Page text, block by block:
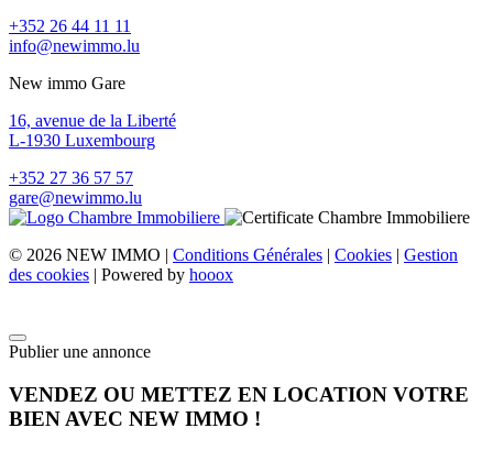
+352 26 44 11 11
info@newimmo.lu
New immo Gare
16, avenue de la Liberté
L-1930 Luxembourg
+352 27 36 57 57
gare@newimmo.lu
© 2026 NEW IMMO | Conditions Générales | Cookies | Gestion
des cookies | Powered by hooox
Publier une annonce
VENDEZ OU METTEZ EN LOCATION VOTRE
BIEN AVEC NEW IMMO !